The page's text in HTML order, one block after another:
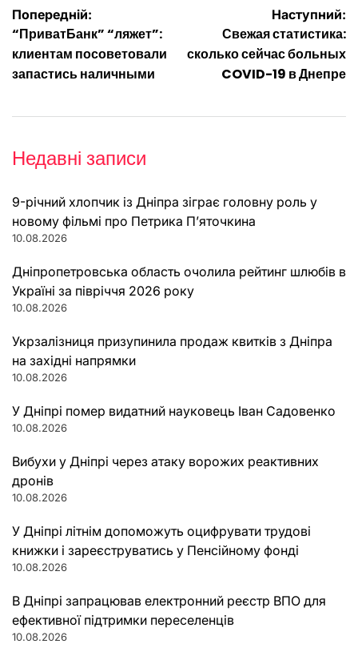
Навігація
записів
Попередній:
“ПриватБанк” “ляжет”:
клиентам посоветовали
запастись наличными
Наступний:
Свежая статистика:
сколько сейчас больных
COVID-19 в Днепре
Недавні записи
9-річний хлопчик із Дніпра зіграє головну роль у
новому фільмі про Петрика П’яточкина
10.08.2026
Дніпропетровська область очолила рейтинг шлюбів в
Україні за півріччя 2026 року
10.08.2026
Укрзалізниця призупинила продаж квитків з Дніпра
на західні напрямки
10.08.2026
У Дніпрі помер видатний науковець Іван Садовенко
10.08.2026
Вибухи у Дніпрі через атаку ворожих реактивних
дронів
10.08.2026
У Дніпрі літнім допоможуть оцифрувати трудові
книжки і зареєструватись у Пенсійному фонді
10.08.2026
В Дніпрі запрацював електронний реєстр ВПО для
ефективної підтримки переселенців
10.08.2026